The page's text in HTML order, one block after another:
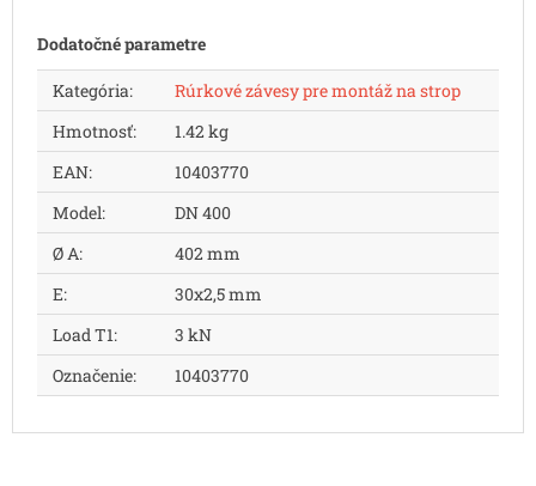
Dodatočné parametre
Kategória:
Rúrkové závesy pre montáž na strop
Hmotnosť:
1.42 kg
EAN:
10403770
Model:
DN 400
Ø A:
402 mm
E:
30x2,5 mm
Load T1:
3 kN
Označenie: 10403770